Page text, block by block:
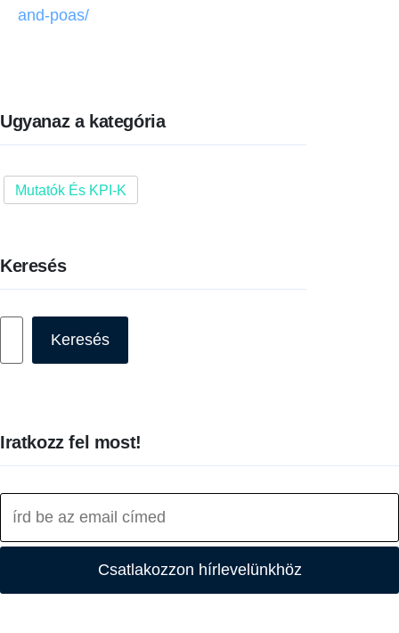
and-poas/
Ugyanaz a kategória
Mutatók És KPI-K
Keresés
Keresés
Iratkozz fel most!
Csatlakozzon hírlevelünkhöz